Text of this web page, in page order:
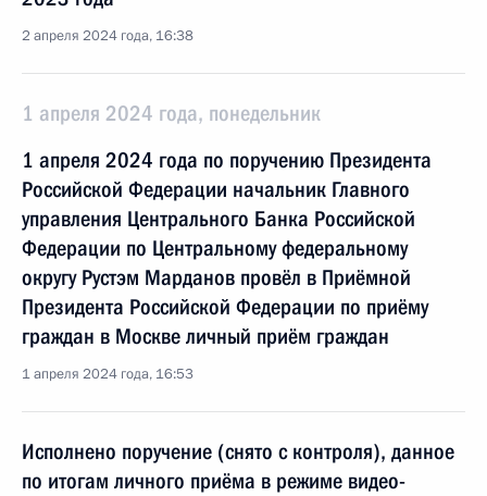
2 апреля 2024 года, 16:38
1 апреля 2024 года, понедельник
1 апреля 2024 года по поручению Президента
Российской Федерации начальник Главного
управления Центрального Банка Российской
Федерации по Центральному федеральному
округу Рустэм Марданов провёл в Приёмной
Президента Российской Федерации по приёму
граждан в Москве личный приём граждан
1 апреля 2024 года, 16:53
Исполнено поручение (снято с контроля), данное
по итогам личного приёма в режиме видео-